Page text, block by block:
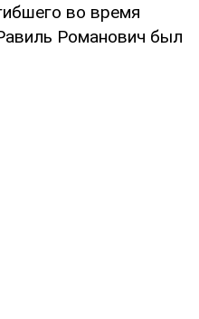
во время
Романович был